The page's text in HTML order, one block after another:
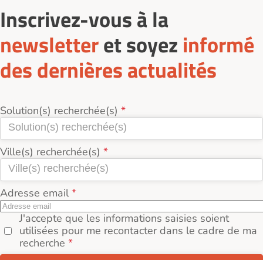
Inscrivez-vous à la
newsletteret soyez informé
des dernières actualités
Solution(s) recherchée(s)
Ville(s) recherchée(s)
Adresse email
J'accepte que les informations saisies soient
utilisées pour me recontacter dans le cadre de ma
recherche